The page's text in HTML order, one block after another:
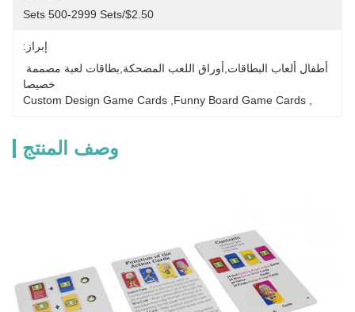
$2.50/sets 500-2999 Sets
إبراز:
خصيصا
Funny Board Game Cards
Custom Design Game Cards
وصف المنتج